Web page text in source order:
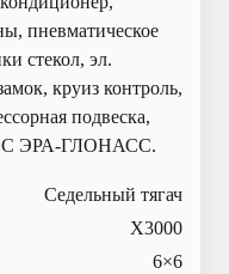
пневматическое
стекол, эл.
круиз контроль,
подвеска,
ЭРА-ГЛОНАСС.
Седельный тягач
X3000
6×6